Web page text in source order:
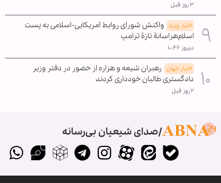
۳ روز قبل
اخبار ویژه واکنش شورای روابط آمریکایی-اسلامی به پست
اسلام‌هراسانۀ تازۀ ترامپ
دیروز ۱۰:۴۶
اخبار جهان رهبران شیعه و هزاره از حضور در دفتر وزیر
دادگستری طالبان خودداری کردند
۲ روز قبل
صدای شیعیان بی‌رسانه